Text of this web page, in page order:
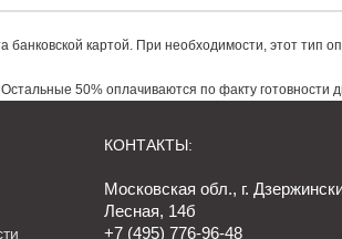
банковской картой. При необходимости, этот
Остальные 50% оплачиваются по факту
картой. При необходимости, этот тип
50% оплачиваются по факту готовности
КОНТАКТЫ:
Московская обл., г.
Лесная, 14б
+7 (495) 776-96-48